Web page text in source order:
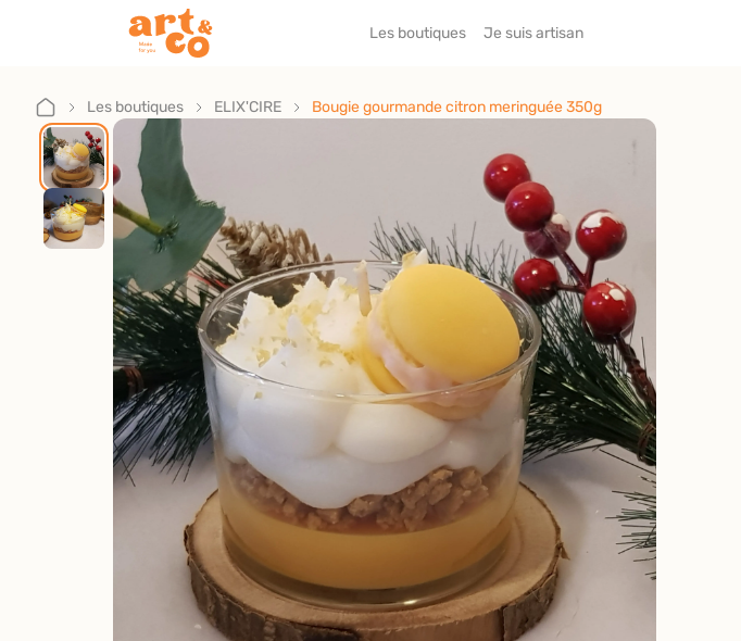
Les boutiques Je suis artisan
Les boutiques
Je suis artisan
Les boutiques ELIX'CIRE Bougie gourmande citron meringuée 350g